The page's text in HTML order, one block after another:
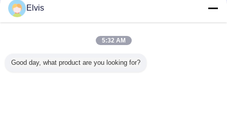
Elvis
5:32 AM
Good day, what product are you looking for?